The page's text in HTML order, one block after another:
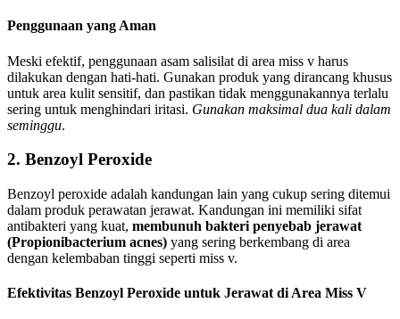
Penggunaan yang Aman
Meski efektif, penggunaan asam salisilat di area miss v harus
dilakukan dengan hati-hati. Gunakan produk yang dirancang khusus
untuk area kulit sensitif, dan pastikan tidak menggunakannya terlalu
sering untuk menghindari iritasi. Gunakan maksimal dua kali dalam
seminggu.
2. Benzoyl Peroxide
Benzoyl peroxide adalah kandungan lain yang cukup sering ditemui
dalam produk perawatan jerawat. Kandungan ini memiliki sifat
antibakteri yang kuat, membunuh bakteri penyebab jerawat
(Propionibacterium acnes) yang sering berkembang di area
dengan kelembaban tinggi seperti miss v.
Efektivitas Benzoyl Peroxide untuk Jerawat di Area Miss V